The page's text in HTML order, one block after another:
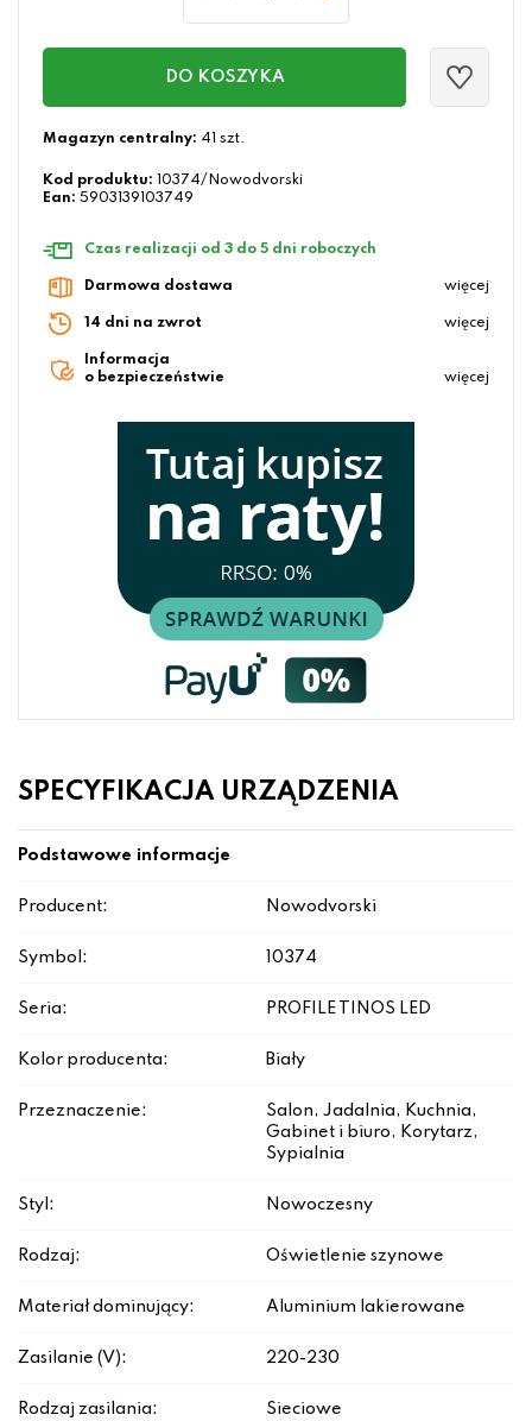
DO KOSZYKA
Magazyn centralny: 41 szt.
Kod produktu:
10374/Nowodvorski
Ean: 5903139103749
Czas realizacji od 3 do 5 dni roboczych
Darmowa dostawa więcej
14 dni na zwrot więcej
Informacja
o bezpieczeństwie
więcej
SPECYFIKACJA URZĄDZENIA
Podstawowe informacje
Producent: Nowodvorski
Symbol: 10374
Seria: PROFILE TINOS LED
Kolor producenta: Biały
Przeznaczenie:
Salon, Jadalnia, Kuchnia,
Gabinet i biuro, Korytarz,
Sypialnia
Styl: Nowoczesny
Rodzaj: Oświetlenie szynowe
Materiał dominujący: Aluminium lakierowane
Zasilanie (V): 220-230
Rodzaj zasilania: Sieciowe